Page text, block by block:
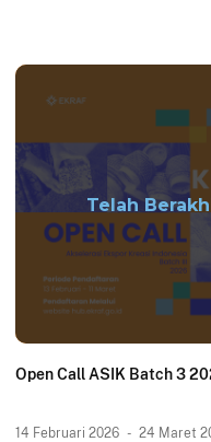
Telah
Open Call ASIK Batch 3
14 Februari 2026 - 24 Maret